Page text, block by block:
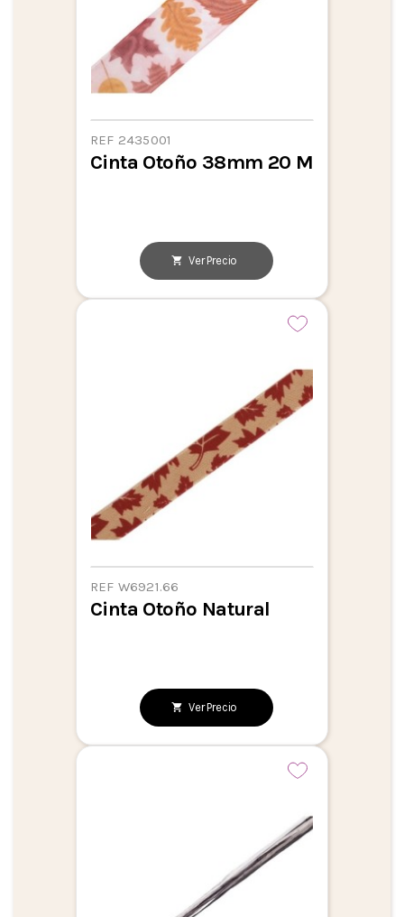
REF 2435001
Cinta Otoño 38mm 20 M
Ver Precio
REF W6921.66
Cinta Otoño Natural
Ver Precio